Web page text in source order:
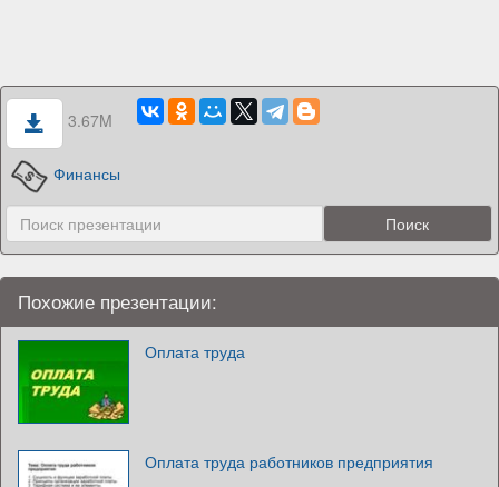
3.67M
Финансы
Похожие презентации:
Оплата труда
Оплата труда работников предприятия